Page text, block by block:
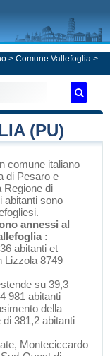
> Comune Vallefoglia>
(PU)
comune italiano
di Pesaro e
Regione di
abitanti sono
annessi al
:
abitanti et
Lizzola 8749
su 39,3
981 abitanti
della
381,2 abitanti
, Monteciccardo